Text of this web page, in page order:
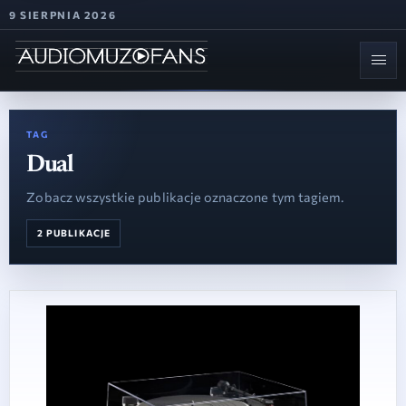
9 SIERPNIA 2026
TAG
Dual
Zobacz wszystkie publikacje oznaczone tym tagiem.
2 PUBLIKACJE